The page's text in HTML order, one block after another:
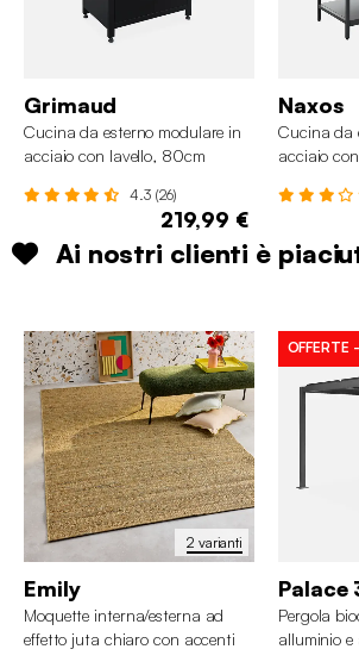
Grimaud
Cucina da esterno modulare in
acciaio con lavello, 80cm
4.3 (26)
219,99 €
Naxos
Cucina da
acciaio
Ai nostri clienti è
2 varianti
Emily
Moquette interna/esterna ad
effetto juta chiaro con accenti
OFFERTE
Palace
Pergola
alluminio e